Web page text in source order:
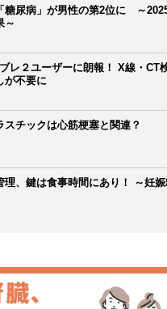
糖尿病」が男性の第2位に ～
～
レ２ユーザーに朗報！ X線・CT
が不要に
スチックは心筋梗塞と関連？
理、鍵は食事時間にあり！ ～妊